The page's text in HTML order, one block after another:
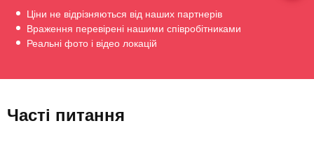
Ціни не відрізняються від наших партнерів
Враження перевірені нашими співробітниками
Реальні фото і відео локацій
Часті питання